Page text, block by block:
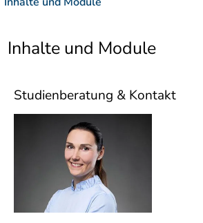
Inhalte und Module
Studienberatung & Kontakt